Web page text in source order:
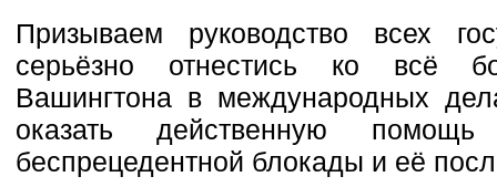
Призываем руководство всех
серьёзно отнестись ко всё
Вашингтона в международных
оказать действенную
беспрецедентной блокады и её